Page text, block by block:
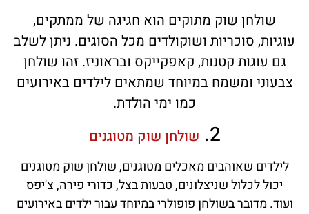
שולחן שוק מתוקים הוא חגיגה של ממתקים,
עוגיות, סוכריות ושוקולדים מכל הסוגים. ניתן לשלב
גם עוגות קטנות, קאפקייקס ובראוניז. זהו שולחן
צבעוני ומשמח במיוחד שמתאים לילדים באירועים
כמו ימי הולדת.
2. שולחן שוק מטוגנים
לילדים שאוהבים מאכלים מטוגנים, שולחן שוק מטוגנים
יכול לכלול שניצלונים, טבעות בצל, כדורי פירה, צ'יפס
ועוד. מדובר בשולחן פופולרי במיוחד עבור ילדים באירועים